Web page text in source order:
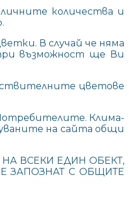
количества и
В случай че няма
възможност ще Ви
цветове
Клима-
на сайта общи
НА ВСЕКИ ЕДИН ОБЕКТ,
ЗАПОЗНАТ С ОБЩИТЕ